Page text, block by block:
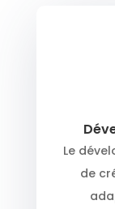
Le
de